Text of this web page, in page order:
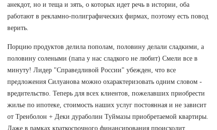
анекдот, но и теща и зять, о которых идет речь в истории, оба
работают в рекламно-полиграфических фирмах, поэтому есть повод
верить.
Порцию продуктов делила пополам, половину делали сладкими, а
половину солеными (папа у нас сладкого не любит) Смели все в
минуту! Лидер "Справедливой России" убежден, что все
предложения Силуанова можно охарактеризовать одним словом -
вредительство. Теперь для всех клиентов, пожелавших приобрести
жилье по ипотеке, стоимость наших услуг постоянная и не зависит
от Тренболон + Деки дураболин Туймазы приобретаемой квартиры.
Даже в рамках краткосрочного финансирования происходит